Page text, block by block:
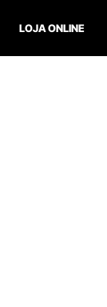
LOJA ONLINE